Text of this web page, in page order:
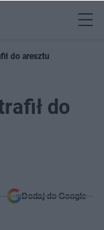
do aresztu
do
Dodaj do Google